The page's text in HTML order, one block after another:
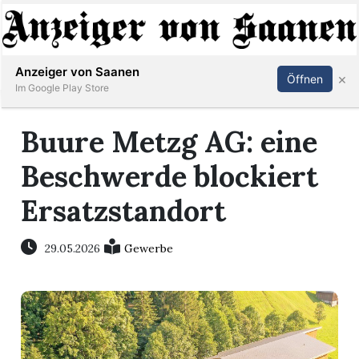
Abonnieren Anmelden
Buure Metzg AG: eine
Beschwerde blockiert
Ersatzstandort
29.05.2026 Gewerbe
Anzeiger von Saanen
Im Google Play Store
Öffnen ×